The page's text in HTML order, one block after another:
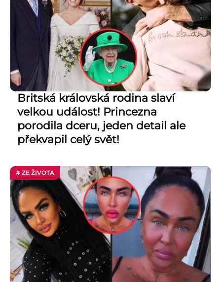
Britská královská rodina slaví
velkou událost! Princezna
porodila dceru, jeden detail ale
překvapil celý svět!
# ZE ŽIVOTA